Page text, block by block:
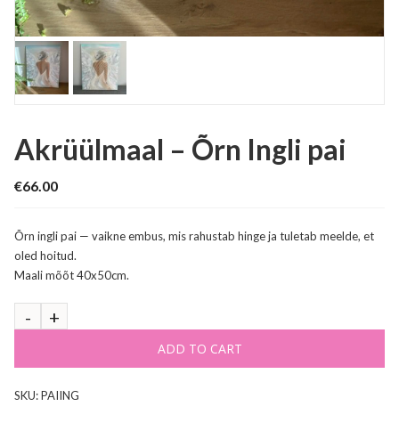
Akrüülmaal – Õrn Ingli pai
€66.00
Õrn ingli pai — vaikne embus, mis rahustab hinge ja tuletab meelde, et
oled hoitud.
Maali mõõt 40x50cm.
ADD TO CART
SKU:PAIING